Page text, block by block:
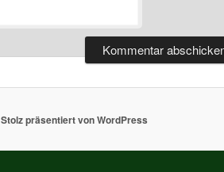
Stolz präsentiert von WordPress